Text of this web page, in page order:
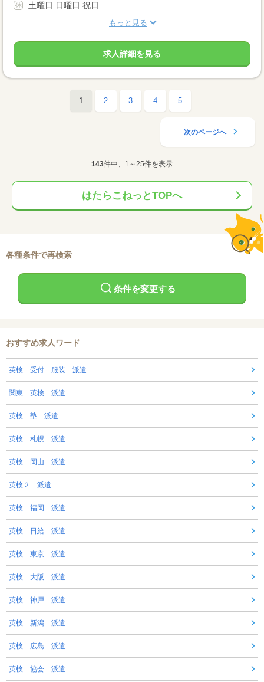
土曜日 日曜日 祝日
もっと見る
求人詳細を見る
1 2 3 4 5
次のページへ
143件中、1～25件を表示
はたらこねっとTOPへ
各種条件で再検索
条件を変更する
おすすめ求人ワード
英検 受付 服装 派遣
関東 英検 派遣
英検 塾 派遣
英検 札幌 派遣
英検 岡山 派遣
英検２ 派遣
英検 福岡 派遣
英検 日給 派遣
英検 東京 派遣
英検 大阪 派遣
英検 神戸 派遣
英検 新潟 派遣
英検 広島 派遣
英検 協会 派遣